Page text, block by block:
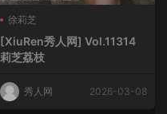
徐莉芝
[XiuRen秀人网] Vol.11314
莉芝荔枝
秀人网 2026-03-08